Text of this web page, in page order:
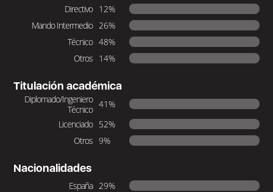
Directivo 12%
Mando Intermedio 26%
Técnico 48%
Otros 14%
Titulación académica
Diplomado/Ingeniero
Técnico 41%
Licenciado 52%
Otros 9%
Nacionalidades
España 29%